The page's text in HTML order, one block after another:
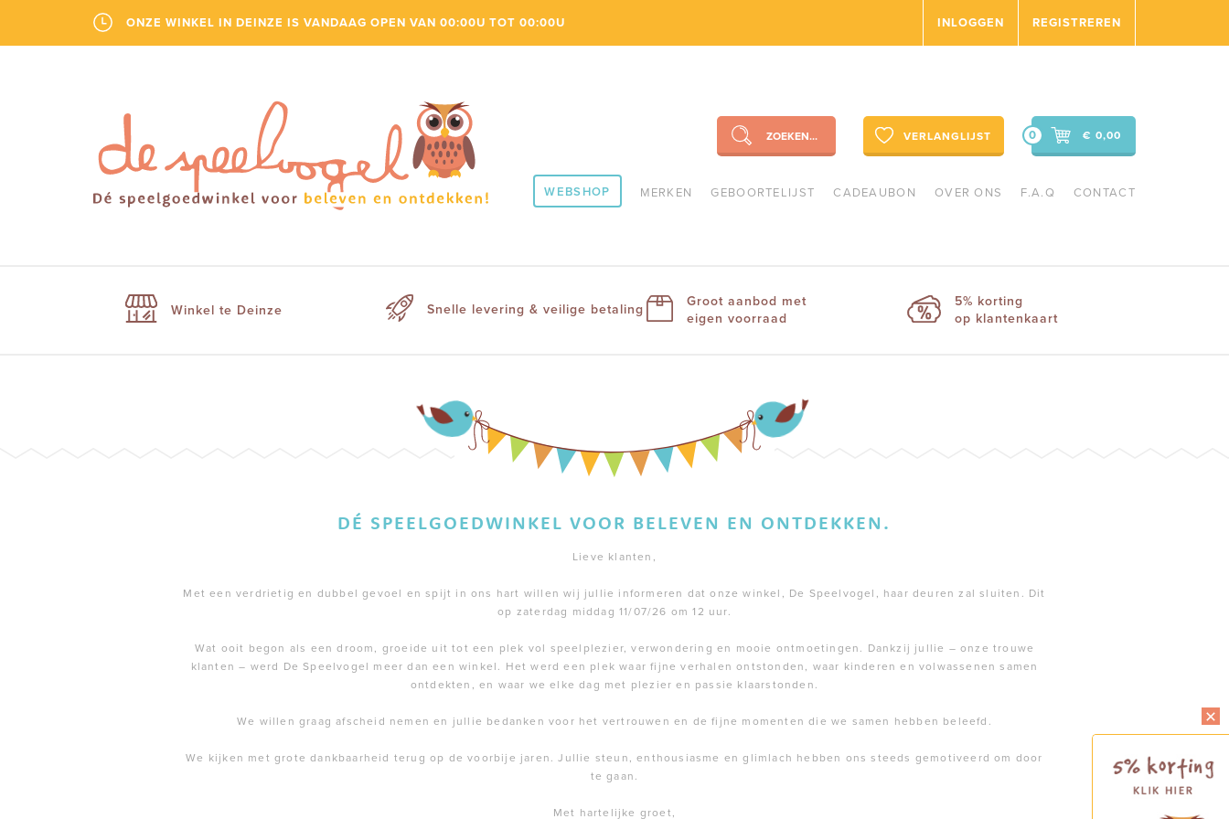
ONZE WINKEL IN DEINZE IS VANDAAG OPEN VAN 00:00U TOT 00:00U INLOGGEN REGISTREREN
ZOEKEN...
SEARCH
VERLANGLIJST € 0,00
0
WEBSHOP MERKEN GEBOORTELIJST CADEAUBON OVER ONS F.A.Q CONTACT
Winkel te Deinze Snelle levering & veilige betaling
Groot aanbod met
eigen voorraad
5% korting
op klantenkaart
DÉ SPEELGOEDWINKEL VOOR BELEVEN EN ONTDEKKEN.
Lieve klanten,
Met een verdrietig en dubbel gevoel en spijt in ons hart willen wij jullie informeren dat onze winkel, De Speelvogel, haar deuren zal sluiten. Dit
op zaterdag middag 11/07/26 om 12 uur.
Wat ooit begon als een droom, groeide uit tot een plek vol speelplezier, verwondering en mooie ontmoetingen. Dankzij jullie – onze trouwe
klanten – werd De Speelvogel meer dan een winkel. Het werd een plek waar fijne verhalen ontstonden, waar kinderen en volwassenen samen
ontdekten, en waar we elke dag met plezier en passie klaarstonden.
We willen graag afscheid nemen en jullie bedanken voor het vertrouwen en de fijne momenten die we samen hebben beleefd.
We kijken met grote dankbaarheid terug op de voorbije jaren. Jullie steun, enthousiasme en glimlach hebben ons steeds gemotiveerd om door
te gaan.
Met hartelijke groet,